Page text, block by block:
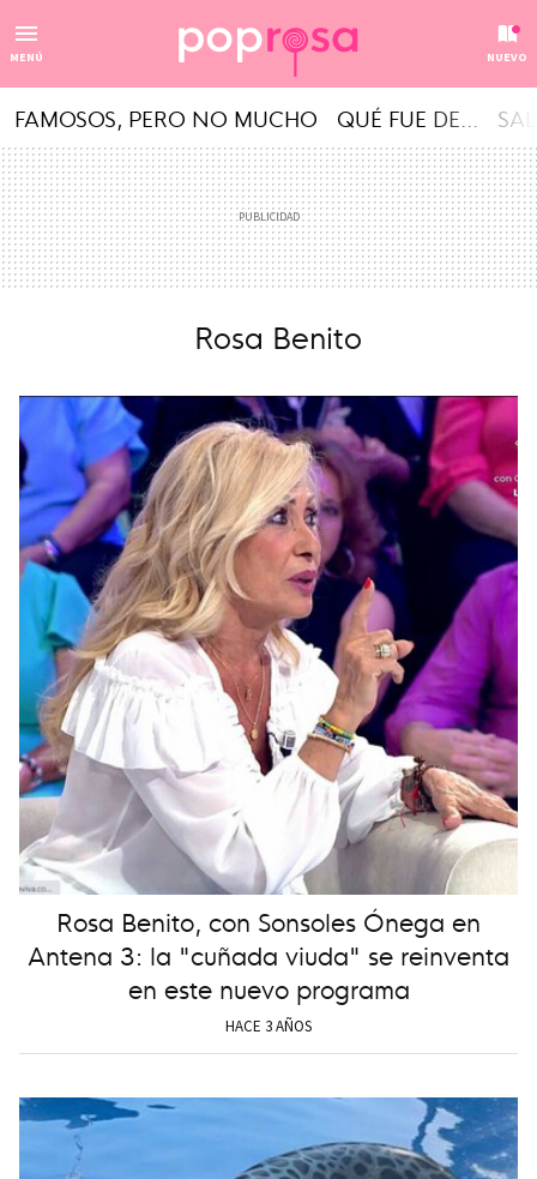
MENÚ NUEVO
FAMOSOS, PERO NO MUCHO QUÉ FUE DE...
Rosa Benito
Rosa Benito, con Sonsoles Ónega en
Antena 3: la "cuñada viuda" se reinventa
en este nuevo programa
HACE 3 AÑOS